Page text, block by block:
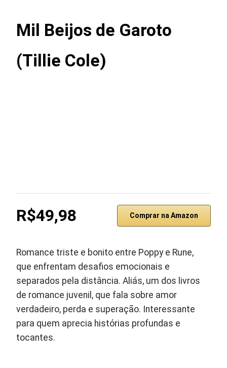
Mil Beijos de Garoto
(Tillie Cole)
R$49,98 Comprar na Amazon
Romance triste e bonito entre Poppy e Rune,
que enfrentam desafios emocionais e
separados pela distância. Aliás, um dos livros
de romance juvenil, que fala sobre amor
verdadeiro, perda e superação. Interessante
para quem aprecia histórias profundas e
tocantes.